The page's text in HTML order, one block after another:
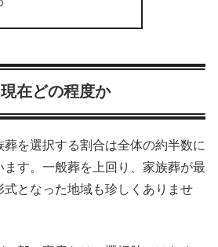
在どの程度か
を選択する割合は全体の約半数に
す。一般葬を上回り、家族葬が最
式となった地域も珍しくありませ